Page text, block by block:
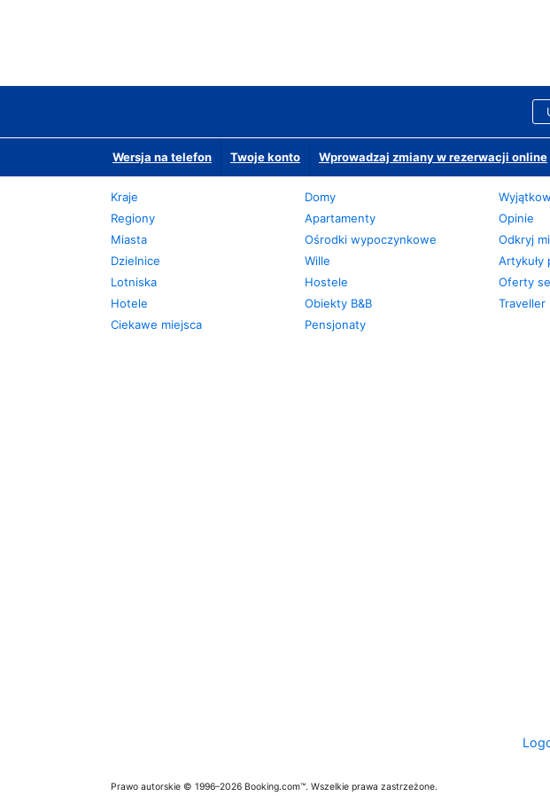
Wersja na telefon Twoje konto Wprowadzaj zmiany w rezerwacji online
Kraje
Regiony
Miasta
Dzielnice
Lotniska
Hotele
Ciekawe miejsca
Domy
Apartamenty
Ośrodki wypoczynkowe
Wille
Hostele
Obiekty B&B
Pensjonaty
Opinie
Odkryj
Artykuły
Oferty
Traveller
Prawo autorskie © 1996–2026 Booking.com™. Wszelkie prawa zastrzeżone.